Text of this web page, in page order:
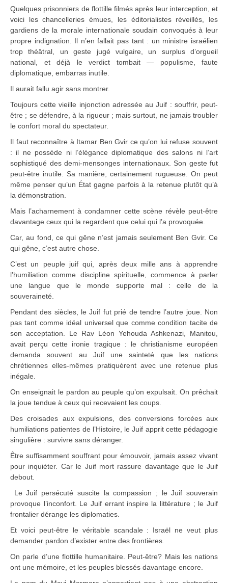
Quelques prisonniers de flottille filmés après leur interception, et
voici les chancelleries émues, les éditorialistes réveillés, les
gardiens de la morale internationale soudain convoqués à leur
propre indignation. Il n’en fallait pas tant : un ministre israélien
trop théâtral, un geste jugé vulgaire, un surplus d’orgueil
national, et déjà le verdict tombait — populisme, faute
diplomatique, embarras inutile.
Il aurait fallu agir sans montrer.
Toujours cette vieille injonction adressée au Juif : souffrir, peut-
être ; se défendre, à la rigueur ; mais surtout, ne jamais troubler
le confort moral du spectateur.
Il faut reconnaître à Itamar Ben Gvir ce qu’on lui refuse souvent
: il ne possède ni l’élégance diplomatique des salons ni l’art
sophistiqué des demi-mensonges internationaux. Son geste fut
peut-être inutile. Sa manière, certainement rugueuse. On peut
même penser qu’un État gagne parfois à la retenue plutôt qu’à
la démonstration.
Mais l’acharnement à condamner cette scène révèle peut-être
davantage ceux qui la regardent que celui qui l’a provoquée.
Car, au fond, ce qui gêne n’est jamais seulement Ben Gvir. Ce
qui gêne, c’est autre chose.
C’est un peuple juif qui, après deux mille ans à apprendre
l’humiliation comme discipline spirituelle, commence à parler
une langue que le monde supporte mal : celle de la
souveraineté.
Pendant des siècles, le Juif fut prié de tendre l’autre joue. Non
pas tant comme idéal universel que comme condition tacite de
son acceptation. Le Rav Léon Yehouda Ashkenazi, Manitou,
avait perçu cette ironie tragique : le christianisme européen
demanda souvent au Juif une sainteté que les nations
chrétiennes elles-mêmes pratiquèrent avec une retenue plus
inégale.
On enseignait le pardon au peuple qu’on expulsait. On prêchait
la joue tendue à ceux qui recevaient les coups.
Des croisades aux expulsions, des conversions forcées aux
humiliations patientes de l’Histoire, le Juif apprit cette pédagogie
singulière : survivre sans déranger.
Être suffisamment souffrant pour émouvoir, jamais assez vivant
pour inquiéter. Car le Juif mort rassure davantage que le Juif
debout.
Le Juif persécuté suscite la compassion ; le Juif souverain
provoque l’inconfort. Le Juif errant inspire la littérature ; le Juif
frontalier dérange les diplomaties.
Et voici peut-être le véritable scandale : Israël ne veut plus
demander pardon d’exister entre des frontières.
On parle d’une flottille humanitaire. Peut-être? Mais les nations
ont une mémoire, et les peuples blessés davantage encore.